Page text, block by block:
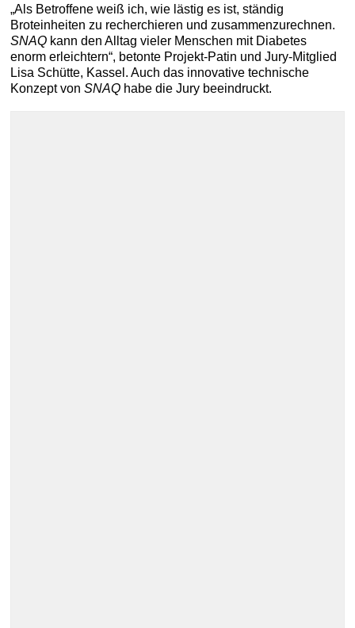
„Als Betroffene weiß ich, wie lästig es ist, ständig
Broteinheiten zu recherchieren und zusammenzurechnen.
SNAQ kann den Alltag vieler Menschen mit Diabetes
enorm erleichtern“, betonte Projekt-Patin und Jury-Mitglied
Lisa Schütte, Kassel. Auch das innovative technische
Konzept vonSNAQ habe die Jury beeindruckt.